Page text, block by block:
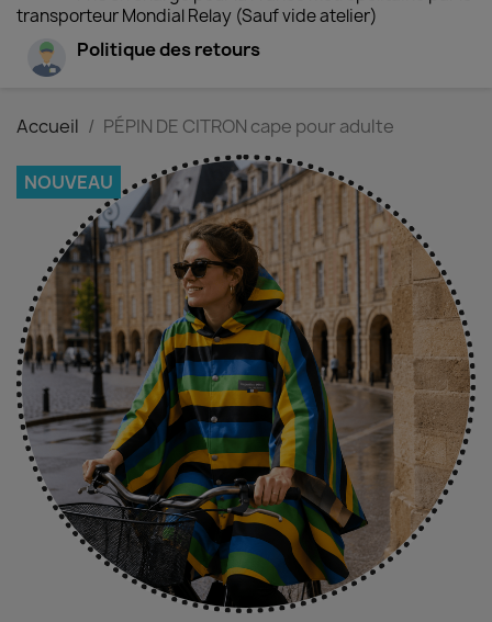
transporteur Mondial Relay (Sauf vide atelier)
Politique des retours
Accueil PÉPIN DE CITRON cape pour adulte
NOUVEAU